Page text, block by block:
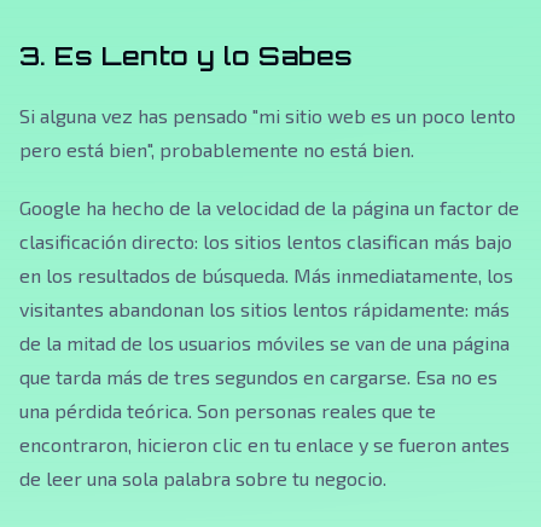
3. Es Lento y lo Sabes
Si alguna vez has pensado "mi sitio web es un poco lento
pero está bien", probablemente no está bien.
Google ha hecho de la velocidad de la página un factor de
clasificación directo: los sitios lentos clasifican más bajo
en los resultados de búsqueda. Más inmediatamente, los
visitantes abandonan los sitios lentos rápidamente: más
de la mitad de los usuarios móviles se van de una página
que tarda más de tres segundos en cargarse. Esa no es
una pérdida teórica. Son personas reales que te
encontraron, hicieron clic en tu enlace y se fueron antes
de leer una sola palabra sobre tu negocio.